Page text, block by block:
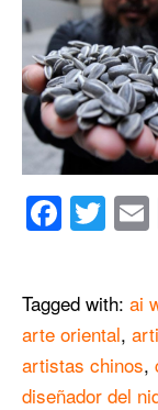
Tagged with: ai
arte oriental,
artistas chinos,
diseñador del